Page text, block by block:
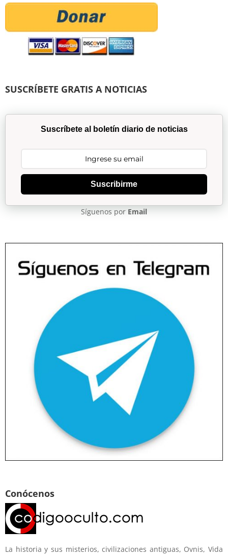
SUSCRÍBETE GRATIS A NOTICIAS
Suscríbete al boletín diario de noticias
Suscribirme
Síguenos por Email
Conócenos
La historia y sus misterios, civilizaciones antiguas, Ovnis, Vida